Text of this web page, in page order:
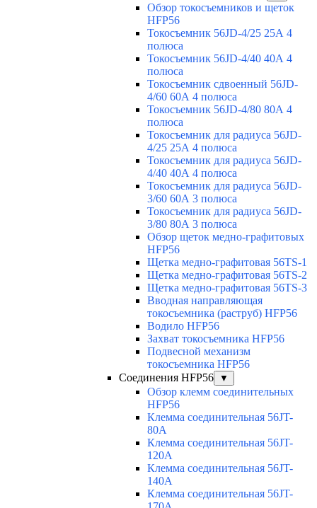
Обзор токосъемников и щеток
HFP56
Токосъемник 56JD-4/25 25А 4
полюса
Токосъемник 56JD-4/40 40А 4
полюса
Токосъемник сдвоенный 56JD-
4/60 60А 4 полюса
Токосъемник 56JD-4/80 80А 4
полюса
Токосъемник для радиуса 56JD-
4/25 25А 4 полюса
Токосъемник для радиуса 56JD-
4/40 40А 4 полюса
Токосъемник для радиуса 56JD-
3/60 60А 3 полюса
Токосъемник для радиуса 56JD-
3/80 80А 3 полюса
Обзор щеток медно-графитовых
HFP56
Щетка медно-графитовая 56TS-1
Щетка медно-графитовая 56TS-2
Щетка медно-графитовая 56TS-3
Вводная направляющая
токосъемника (раструб) HFP56
Водило HFP56
Захват токосъемника HFP56
Подвесной механизм
токосъемника HFP56
Соединения HFP56
▼
Обзор клемм соединительных
HFP56
Клемма соединительная 56JT-
80A
Клемма соединительная 56JT-
120A
Клемма соединительная 56JT-
140A
Клемма соединительная 56JT-